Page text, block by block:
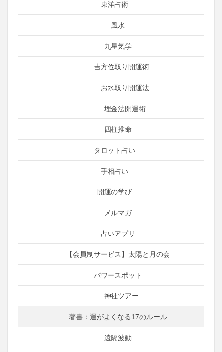
東洋占術
風水
九星気学
吉方位取り開運術
お水取り開運法
埋金法開運術
四柱推命
タロット占い
手相占い
開運の学び
メルマガ
占いアプリ
【会員制サービス】太陽と月の会
パワースポット
神社ツアー
著書：運がよくなる17のルール
遠隔波動